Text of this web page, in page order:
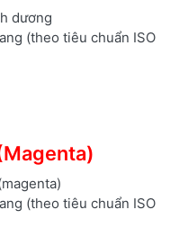
dương
(theo tiêu chuẩn ISO
(theo tiêu chuẩn ISO